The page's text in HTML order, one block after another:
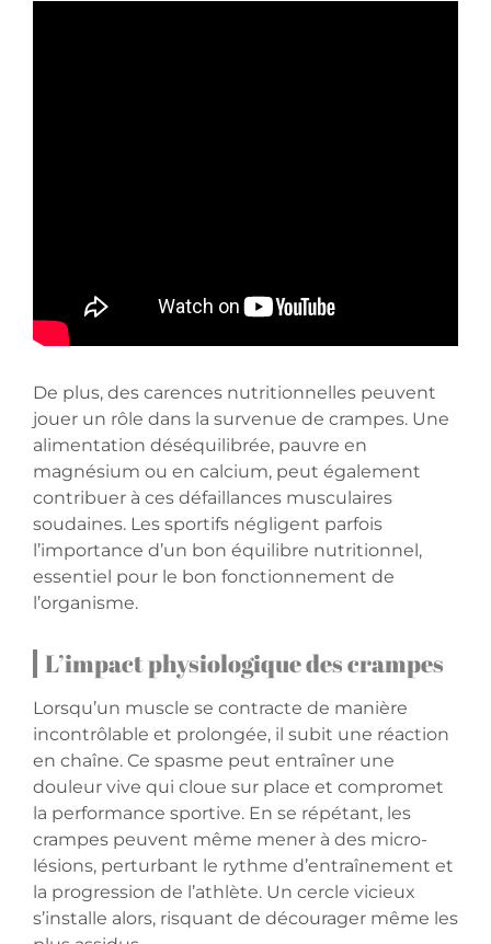
De plus, des carences nutritionnelles peuvent
jouer un rôle dans la survenue de crampes. Une
alimentation déséquilibrée, pauvre en
magnésium ou en calcium, peut également
contribuer à ces défaillances musculaires
soudaines. Les sportifs négligent parfois
l’importance d’un bon équilibre nutritionnel,
essentiel pour le bon fonctionnement de
l’organisme.
L’impact physiologique des crampes
Lorsqu’un muscle se contracte de manière
incontrôlable et prolongée, il subit une réaction
en chaîne. Ce spasme peut entraîner une
douleur vive qui cloue sur place et compromet
la performance sportive. En se répétant, les
crampes peuvent même mener à des micro-
lésions, perturbant le rythme d’entraînement et
la progression de l’athlète. Un cercle vicieux
s’installe alors, risquant de décourager même les